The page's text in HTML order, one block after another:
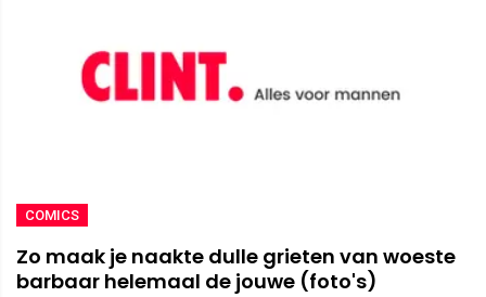
COMICS
Zo maak je naakte dulle grieten van woeste
barbaar helemaal de jouwe (foto's)